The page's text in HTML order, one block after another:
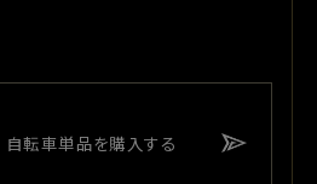
自転車単品を購入する